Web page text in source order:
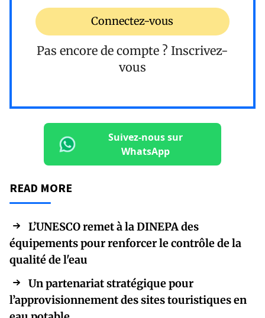
Connectez-vous
Pas encore de compte ? Inscrivez-
vous
Suivez-nous sur
WhatsApp
READ MORE
L’UNESCO remet à la DINEPA des
équipements pour renforcer le contrôle de la
qualité de l'eau
Un partenariat stratégique pour
l’approvisionnement des sites touristiques en